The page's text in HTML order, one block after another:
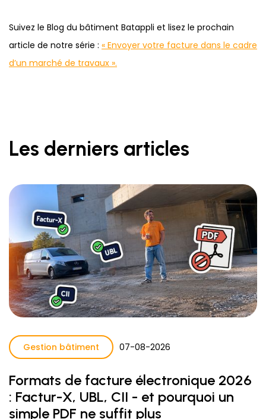
Suivez le Blog du bâtiment Batappli et lisez le prochain
article de notre série : « Envoyer votre facture dans le cadre
d’un marché de travaux ».
Les derniers articles
Gestion bâtiment 07-08-2026
Formats de facture électronique 2026
: Factur-X, UBL, CII - et pourquoi un
simple PDF ne suffit plus